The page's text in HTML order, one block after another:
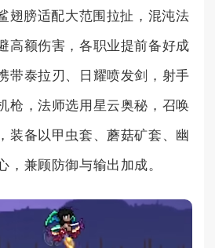
翅膀适配大范围拉扯，混沌法
高额伤害，各职业提前备好成
带泰拉刃、日耀喷发剑，射手
枪，法师选用星云奥秘，召唤
装备以甲虫套、蘑菇矿套、幽
，兼顾防御与输出加成。